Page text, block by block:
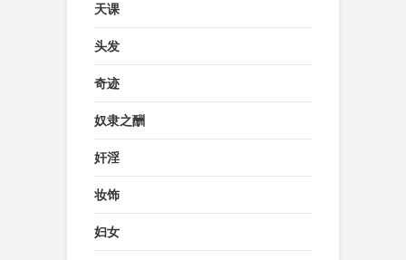
天课
头发
奇迹
奴隶之酬
奸淫
妆饰
妇女